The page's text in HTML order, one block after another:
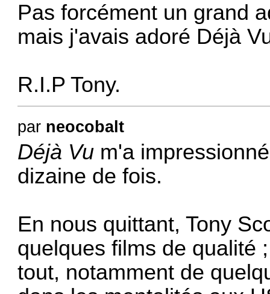
Pas forcément un grand
mais j'avais adoré Déjà
R.I.P Tony.
par neocobalt
Déjà Vu m'a
dizaine de fois.
En nous quittant, Tony
quelques films de qualité
tout, notamment de